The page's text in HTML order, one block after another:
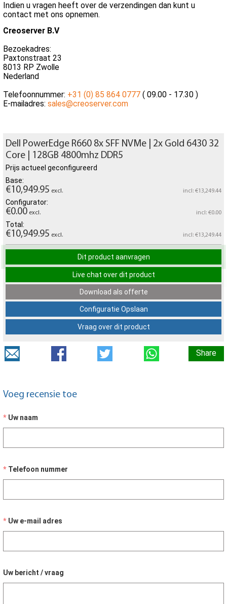
Indien u vragen heeft over de verzendingen dan kunt u
contact met ons opnemen.
Creoserver B.V
Bezoekadres:
Paxtonstraat 23
8013 RP Zwolle
Nederland
Telefoonnummer: +31 (0) 85 864 0777 ( 09.00 - 17.30 )
E-mailadres: sales@creoserver.com
Dell PowerEdge R660 8x SFF NVMe | 2x Gold 6430 32
Core | 128GB 4800mhz DDR5
Prijs actueel geconfigureerd
Base:
€10,949.95 excl. incl: €13,249.44
Configurator:
€0.00 excl. incl: €0.00
Total:
€10,949.95 excl. incl: €13,249.44
Dit product aanvragen
Live chat over dit product
Download als offerte
Configuratie Opslaan
Vraag over dit product
Share
Voeg recensie toe
Uw naam
Telefoon nummer
Uw e-mail adres
Uw bericht / vraag